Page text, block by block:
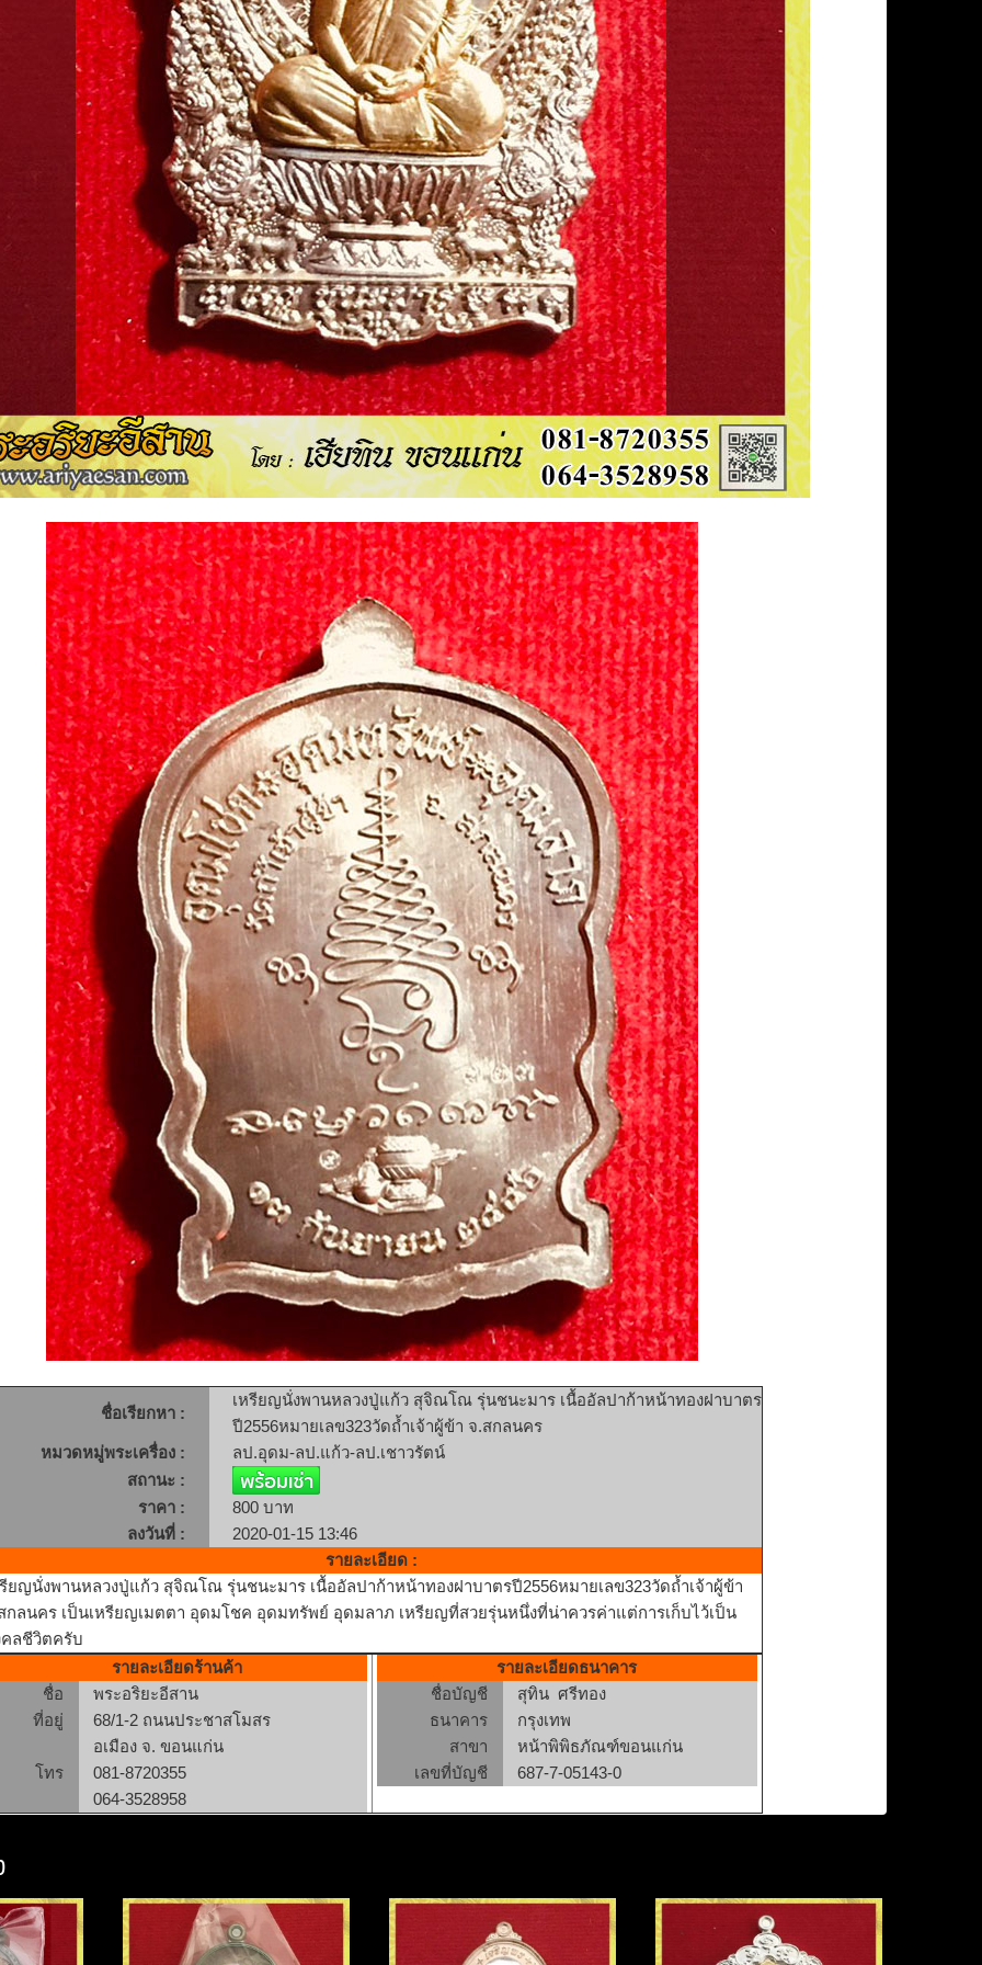
ชื่อเรียกหา :
เหรียญนั่งพานหลวงปู่แก้ว สุจิณโณ รุ่นชนะมาร เนื้ออัลปาก้าหน้าทองฝาบาตร
ปี2556หมายเลข323วัดถ้ำเจ้าผู้ข้า จ.สกลนคร
หมวดหมู่พระเครื่อง :
ลป.อุดม-ลป.แก้ว-ลป.เชาวรัตน์
สถานะ :
ราคา :
800 บาท
ลงวันที่ :
2020-01-15 13:46
รายละเอียด :
ยญนั่งพานหลวงปู่แก้ว สุจิณโณ รุ่นชนะมาร เนื้ออัลปาก้าหน้าทองฝาบาตรปี2556หมายเลข323วัดถ้ำเจ้าผู้ข้า
กลนคร เป็นเหรียญเมตตา อุดมโชค อุดมทรัพย์ อุดมลาภ เหรียญที่สวยรุ่นหนึ่งที่น่าควรค่าแต่การเก็บไว้เป็น
ลชีวิตครับ
รายละเอียดร้านค้า
ชื่อ
พระอริยะอีสาน
ที่อยู่
68/1-2 ถนนประชาสโมสร
อเมือง จ. ขอนแก่น
โทร
081-8720355
064-3528958
รายละเอียดธนาคาร
ชื่อบัญชี
สุทิน ศรีทอง
ธนาคาร
กรุงเทพ
สาขา
หน้าพิพิธภัณฑ์ขอนแก่น
เลขที่บัญชี
687-7-05143-0